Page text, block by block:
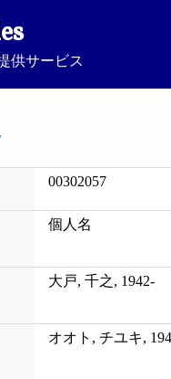
供サービス
00302057
個人名
大戸, 千之, 1942-
オオト, チユキ,